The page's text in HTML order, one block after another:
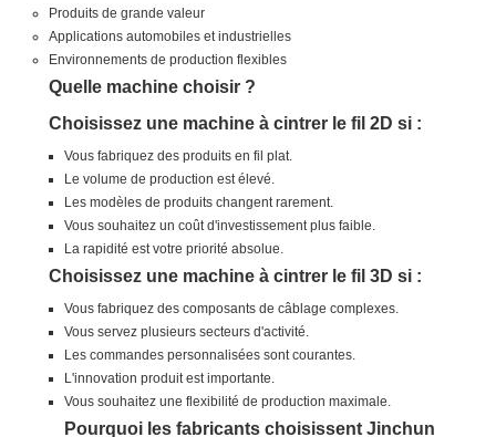
Produits de grande valeur
Applications automobiles et industrielles
Environnements de production flexibles
Quelle machine choisir ?
Choisissez une machine à cintrer le fil 2D si :
Vous fabriquez des produits en fil plat.
Le volume de production est élevé.
Les modèles de produits changent rarement.
Vous souhaitez un coût d'investissement plus faible.
La rapidité est votre priorité absolue.
Choisissez une machine à cintrer le fil 3D si :
Vous fabriquez des composants de câblage complexes.
Vous servez plusieurs secteurs d'activité.
Les commandes personnalisées sont courantes.
L'innovation produit est importante.
Vous souhaitez une flexibilité de production maximale.
Pourquoi les fabricants choisissent Jinchun